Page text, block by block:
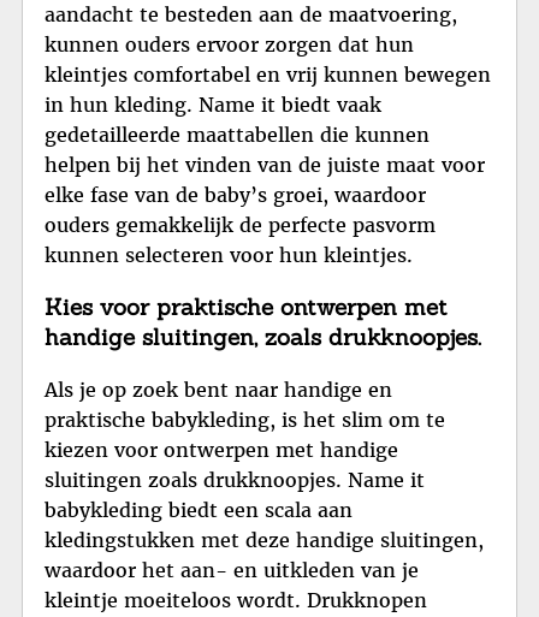
aandacht te besteden aan de maatvoering,
kunnen ouders ervoor zorgen dat hun
kleintjes comfortabel en vrij kunnen bewegen
in hun kleding. Name it biedt vaak
gedetailleerde maattabellen die kunnen
helpen bij het vinden van de juiste maat voor
elke fase van de baby’s groei, waardoor
ouders gemakkelijk de perfecte pasvorm
kunnen selecteren voor hun kleintjes.
Kies voor praktische ontwerpen met
handige sluitingen, zoals drukknoopjes.
Als je op zoek bent naar handige en
praktische babykleding, is het slim om te
kiezen voor ontwerpen met handige
sluitingen zoals drukknoopjes. Name it
babykleding biedt een scala aan
kledingstukken met deze handige sluitingen,
waardoor het aan- en uitkleden van je
kleintje moeiteloos wordt. Drukknopen